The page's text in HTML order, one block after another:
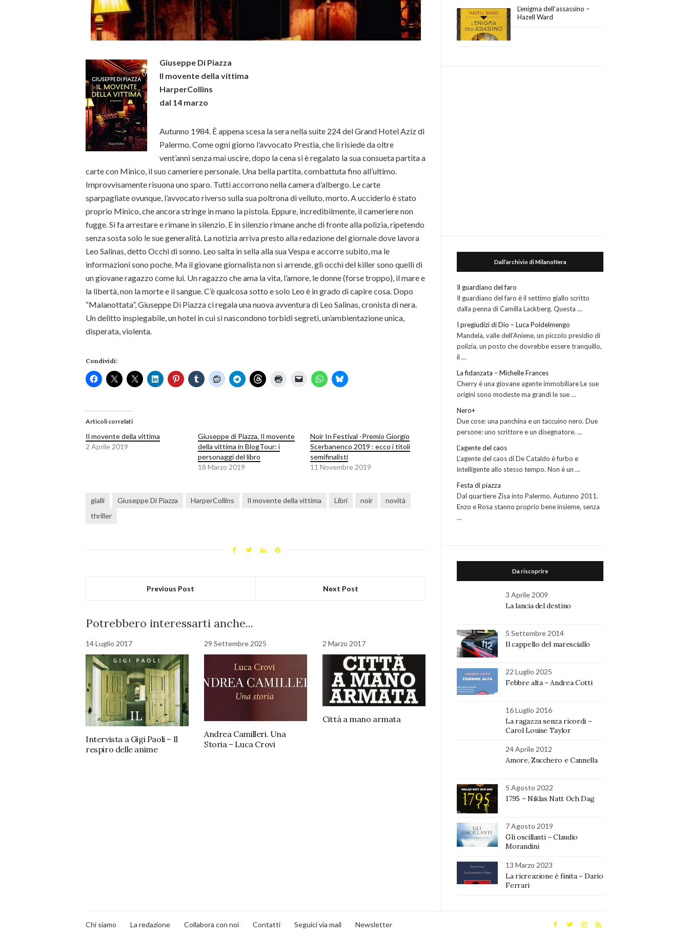
Giuseppe Di Piazza
Il movente della vittima
HarperCollins
dal 14 marzo
Autunno 1984. È appena scesa la sera nella suite 224 del Grand Hotel Aziz di
Palermo. Come ogni giorno l’avvocato Prestia, che lì risiede da oltre
vent’anni senza mai uscire, dopo la cena si è regalato la sua consueta partita a
carte con Minico, il suo cameriere personale. Una bella partita, combattuta fino all’ultimo.
Improvvisamente risuona uno sparo. Tutti accorrono nella camera d’albergo. Le carte
sparpagliate ovunque, l’avvocato riverso sulla sua poltrona di velluto, morto. A ucciderlo è stato
proprio Minico, che ancora stringe in mano la pistola. Eppure, incredibilmente, il cameriere non
fugge. Si fa arrestare e rimane in silenzio. E in silenzio rimane anche di fronte alla polizia, ripetendo
senza sosta solo le sue generalità. La notizia arriva presto alla redazione del giornale dove lavora
Leo Salinas, detto Occhi di sonno. Leo salta in sella alla sua Vespa e accorre subito, ma le
informazioni sono poche. Ma il giovane giornalista non si arrende, gli occhi del killer sono quelli di
un giovane ragazzo come lui. Un ragazzo che ama la vita, l’amore, le donne (forse troppo), il mare e
la libertà, non la morte e il sangue. C’è qualcosa sotto e solo Leo è in grado di capire cosa. Dopo
“Malanottata”, Giuseppe Di Piazza ci regala una nuova avventura di Leo Salinas, cronista di nera.
Un delitto inspiegabile, un hotel in cui si nascondono torbidi segreti, un’ambientazione unica,
disperata, violenta.
Condividi:
Articoli correlati
Il movente della vittima
2 Aprile 2019
Giuseppe di Piazza, Il movente
della vittima in BlogTour: i
personaggi del libro
18 Marzo 2019
Noir In Festival -Premio Giorgio
Scerbanenco 2019 : ecco i titoli
semifinalisti
11 Novembre 2019
gialli Giuseppe Di Piazza HarperCollins Il movente della vittima Libri noir
novità
thriller
Previous Post Next Post
Potrebbero interessarti anche...
14 Luglio 2017
Intervista a Gigi Paoli – Il
respiro delle anime
29 Settembre 2025
Andrea Camilleri. Una
Storia – Luca Crovi
2 Marzo 2017
Città a mano armata
L’enigma dell’assassino –
Hazell Ward
Dall’archivio di MilanoNera
Il guardiano del faro
Il guardiano del faro è il settimo giallo scritto
dalla penna di Camilla Lackberg. Questa …
I pregiudizi di Dio – Luca Poldelmengo
Mandela, valle dell’Aniene, un piccolo presidio di
polizia, un posto che dovrebbe essere tranquillo,
il …
La fidanzata – Michelle Frances
Cherry è una giovane agente immobiliare Le sue
origini sono modeste ma grandi le sue …
Nero+
Due cose: una panchina e un taccuino nero. Due
persone: uno scrittore e un disegnatore. …
L’agente del caos
L’agente del caos di De Cataldo è furbo e
intelligente allo stesso tempo. Non è un …
Festa di piazza
Dal quartiere Zisa into Palermo. Autunno 2011.
Enzo e Rosa stanno proprio bene insieme, senza
…
Da riscoprire
3 Aprile 2009
La lancia del destino
5 Settembre 2014
Il cappello del maresciallo
22 Luglio 2025
Febbre alta – Andrea Cotti
16 Luglio 2016
La ragazza senza ricordi –
Carol Louise Taylor
24 Aprile 2012
Amore, Zucchero e Cannella
5 Agosto 2022
1795 – Niklas Natt Och Dag
7 Agosto 2019
Gli oscillanti – Claudio
Morandini
13 Marzo 2023
La ricreazione è finita – Dario
Ferrari
Chi siamo La redazione Collabora con noi Contatti Seguici via mail Newsletter